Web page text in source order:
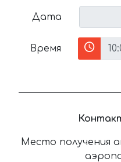
Дата
Время
Место получения